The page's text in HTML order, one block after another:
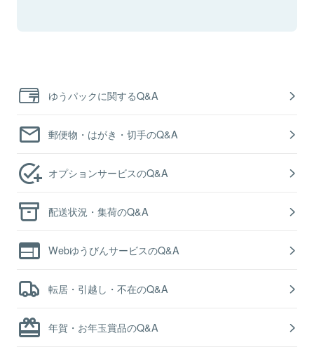
ゆうパックに関するQ&A
郵便物・はがき・切手のQ&A
オプションサービスのQ&A
配送状況・集荷のQ&A
WebゆうびんサービスのQ&A
転居・引越し・不在のQ&A
年賀・お年玉賞品のQ&A